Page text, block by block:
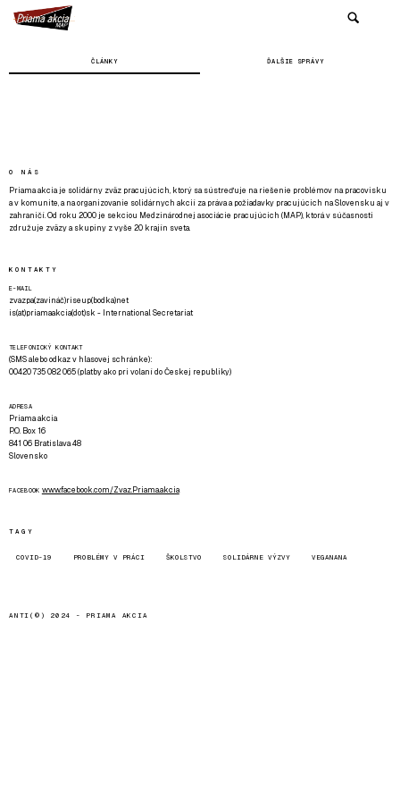
ČLÁNKY ĎALŠIE SPRÁVY
O NÁS
Priama akcia je solidárny zväz pracujúcich, ktorý sa sústreďuje na riešenie problémov na pracovisku
a v komunite, a na organizovanie solidárnych akcií za práva a požiadavky pracujúcich na Slovensku aj v
zahraničí. Od roku 2000 je sekciou Medzinárodnej asociácie pracujúcich (MAP), ktorá v súčasnosti
združuje zväzy a skupiny z vyše 20 krajín sveta.
KONTAKTY
E-MAIL
zvazpa(zavináč)riseup(bodka)net
is(at)priamaakcia(dot)sk - International Secretariat
TELEFONICKÝ KONTAKT
(SMS alebo odkaz v hlasovej schránke):
00420 735 082 065 (platby ako pri volaní do Českej republiky)
ADRESA
Priama akcia
P.O. Box 16
841 06 Bratislava 48
Slovensko
FACEBOOK www.facebook.com/Zvaz.Priama.akcia
TAGY
COVID-19 PROBLÉMY V PRÁCI ŠKOLSTVO SOLIDÁRNE VÝZVY VEGANANA
ANTI(©) 2024 - PRIAMA AKCIA